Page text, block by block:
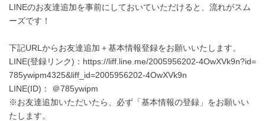
LINEのお友達追加を事前にしておいていただけると、流れがスム
ーズです！
下記URLからお友達追加＋基本情報登録をお願いいたします。
LINE(登録リンク)：https://liff.line.me/2005956202-4OwXVk9n?id=
785ywipm4325&liff_id=2005956202-4OwXVk9n
LINE(ID)： ＠785ywipm
※お友達追加いただいたら、必ず「基本情報の登録」をお願いい
たします。